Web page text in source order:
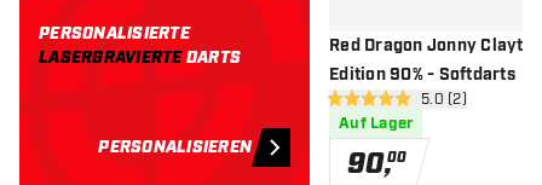
PERSONALISIERTE
LASERGRAVIERTEDARTS
PERSONALISIEREN
Red Dragon Jonny
Edition 90% - Softdarts
5 Bewertungssterne
5.0 (2)
Auf Lager
90,00